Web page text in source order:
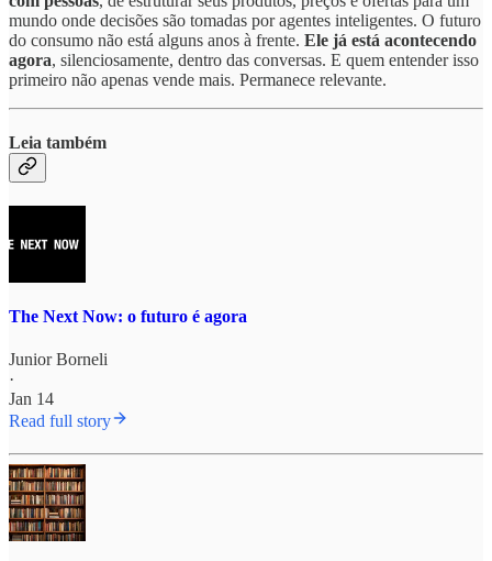
mundo onde decisões são tomadas por agentes inteligentes. O futuro
do consumo não está alguns anos à frente. Ele já está acontecendo
agora, silenciosamente, dentro das conversas. E quem entender isso
primeiro não apenas vende mais. Permanece relevante.
Leia também
The Next Now: o futuro é agora
Junior Borneli
·
Jan 14
Read full story